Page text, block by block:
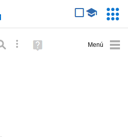
Búsqueda avanzada
Ayuda
(en